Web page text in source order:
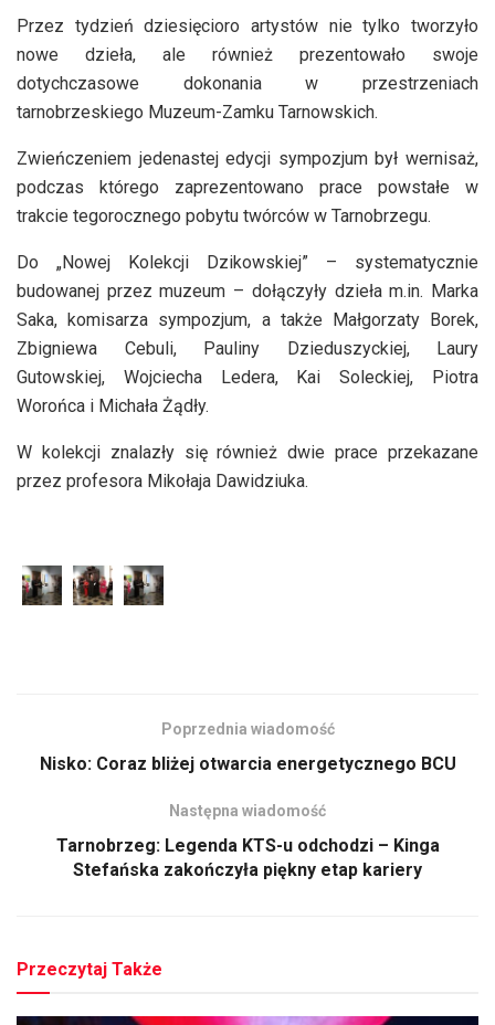
Przez tydzień dziesięcioro artystów nie tylko tworzyło
nowe dzieła, ale również prezentowało swoje
dotychczasowe dokonania w przestrzeniach
tarnobrzeskiego Muzeum-Zamku Tarnowskich.
Zwieńczeniem jedenastej edycji sympozjum był wernisaż,
podczas którego zaprezentowano prace powstałe w
trakcie tegorocznego pobytu twórców w Tarnobrzegu.
Do „Nowej Kolekcji Dzikowskiej” – systematycznie
budowanej przez muzeum – dołączyły dzieła m.in. Marka
Saka, komisarza sympozjum, a także Małgorzaty Borek,
Zbigniewa Cebuli, Pauliny Dzieduszyckiej, Laury
Gutowskiej, Wojciecha Ledera, Kai Soleckiej, Piotra
Worońca i Michała Żądły.
W kolekcji znalazły się również dwie prace przekazane
przez profesora Mikołaja Dawidziuka.
Poprzednia wiadomość
Nisko: Coraz bliżej otwarcia energetycznego BCU
Następna wiadomość
Tarnobrzeg: Legenda KTS-u odchodzi – Kinga
Stefańska zakończyła piękny etap kariery
Przeczytaj Także